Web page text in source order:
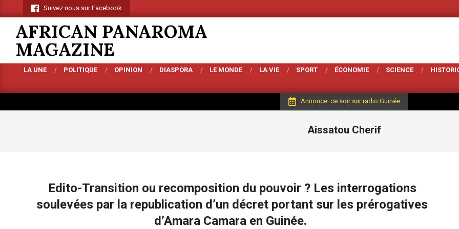
to
content
Suivez nous sur Facebook Votre Magarzine
AFRICAN PANAROMA
MAGAZINE
Menu
LA UNE POLITIQUE OPINION DIASPORA LE MONDE LA VIE SPORT ÉCONOMIE SCIENCE
Annonce: ce soir sur radio Guinée
Aissatou Cherif
Edito-Transition ou recomposition du pouvoir ? Les interrogations
soulevées par la republication d’un décret portant sur les prérogatives
d’Amara Camara en Guinée.